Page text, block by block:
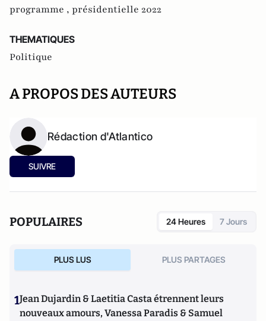
programme , présidentielle 2022
THEMATIQUES
Politique
A PROPOS DES AUTEURS
Rédaction d'Atlantico
SUIVRE
POPULAIRES 24 Heures 7 Jours
PLUS LUS PLUS PARTAGES
1Jean Dujardin & Laetitia Casta étrennent leurs
nouveaux amours, Vanessa Paradis & Samuel